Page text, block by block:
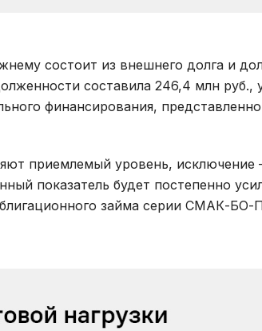
состоит из внешнего долга и
составила 246,4 млн
финансирования,
приемлемый уровень,
показатель будет постепенно
займа серии СМАК-БО-